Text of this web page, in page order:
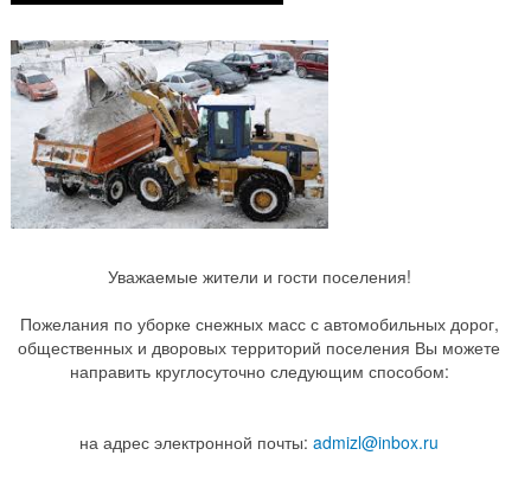
Уважаемые жители и гости поселения!
Пожелания по уборке снежных масс с автомобильных дорог,
общественных и дворовых территорий поселения Вы можете
направить круглосуточно следующим способом:
на адрес электронной почты: admizl@inbox.ru